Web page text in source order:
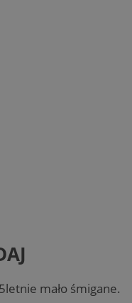
mało śmigane.